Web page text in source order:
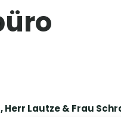
Herr Lautze & Frau